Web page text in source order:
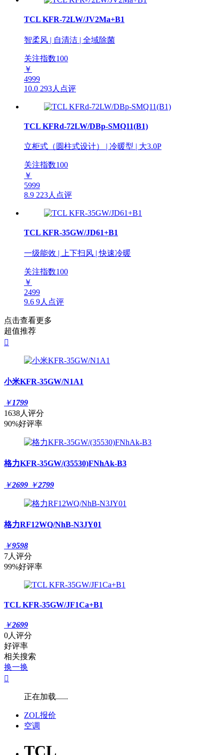
TCL KFR-72LW/JV2Ma+B1
智柔风 | 自清洁 | 全域除菌
关注指数100
￥
4999
10.0 293人点评
TCL KFRd-72LW/DBp-SMQ11(B1)
立柜式（圆柱式设计） | 冷暖型 | 大3.0P
关注指数100
￥
5999
8.9 223人点评
TCL KFR-35GW/JD61+B1
一级能效 | 上下扫风 | 快速冷暖
关注指数100
￥
2499
9.6 9人点评
点击查看更多
超值推荐

小米KFR-35GW/N1A1
￥1799
1638人评分
90%好评率
格力KFR-35GW/(35530)FNhAk-B3
￥2699 ￥2799
格力RF12WQ/NhB-N3JY01
￥9598
7人评分
99%好评率
TCL KFR-35GW/JF1Ca+B1
￥2699
0人评分
好评率
相关搜索
换一换

正在加载......
ZOL报价
空调
TCL